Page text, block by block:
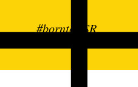
#borntoCSR